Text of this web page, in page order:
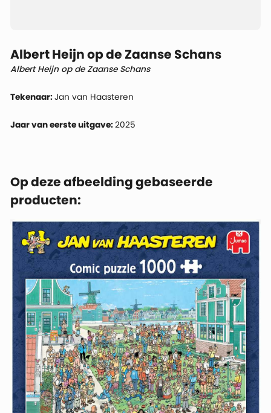
Albert Heijn op de Zaanse Schans
Albert Heijn op de Zaanse Schans
Tekenaar:Jan van Haasteren
Jaar van eerste uitgave:2025
Op deze afbeelding gebaseerde
producten: